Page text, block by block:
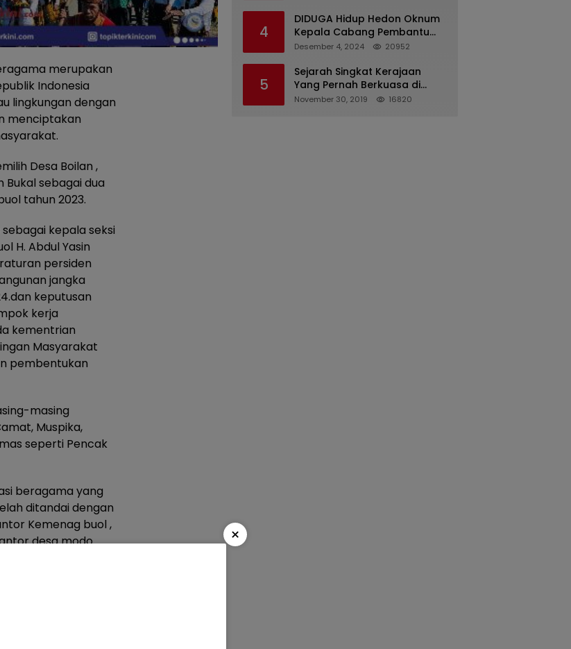
merupakan
Indonesia
lingkungan dengan
menciptakan
Desa Boilan ,
sebagai dua
tahun 2023.
kepala seksi
H. Abdul Yasin
persiden
jangka
keputusan
kerja
kementrian
Masyarakat
pembentukan
masing
Muspika,
seperti Pencak
beragama yang
ditandai dengan
Kemenag buol ,
desa modo
Dimana, saat
tokoh Agama
Buddha turut
4
DIDUGA Hidup Hedon Oknum
Kepala Cabang Pembantu
Bank syariah Indonesia Unit
Tipu Nasabah Prioritasnya
Hingga Milyaran Rupiah dan
Bilyet Giro Tidak Terdaftar,
Desember 4, 2024 20952
5
Sejarah Singkat Kerajaan
Yang Pernah Berkuasa di
Sinjai
November 30, 2019 16820
×